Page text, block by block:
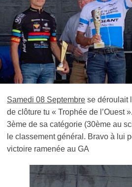
Samedi 08 Septembre se déroulait
de clôture tu « Trophée de l’Ouest ».
3ème de sa catégorie (30ème au
le classement général. Bravo à lui
victoire ramenée au GA